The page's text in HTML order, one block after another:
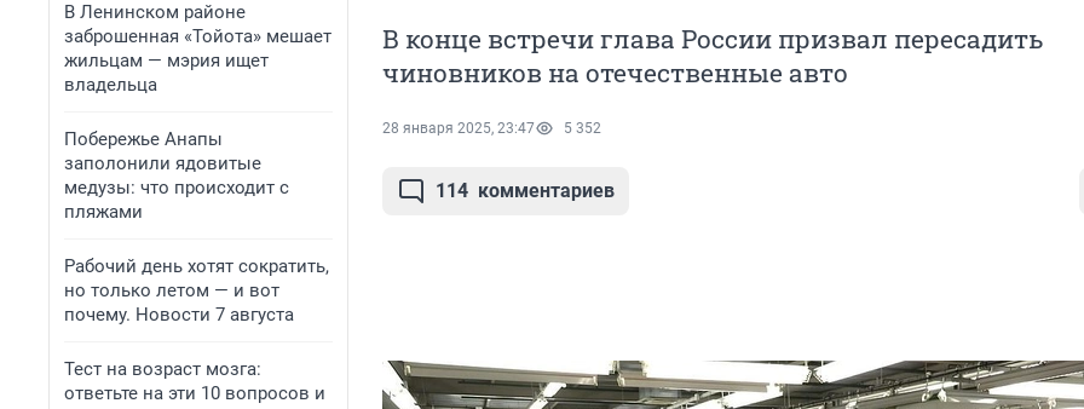
В Ленинском районе
заброшенная «Тойота» мешает
жильцам — мэрия ищет
владельца
Побережье Анапы
заполонили ядовитые
медузы: что происходит с
пляжами
Рабочий день хотят сократить,
но только летом — и вот
почему. Новости 7 августа
Тест на возраст мозга:
ответьте на эти 10 вопросов и
В конце встречи глава России призвал пересадить
чиновников на отечественные авто
28 января 2025, 23:47 5 352
114 комментариев